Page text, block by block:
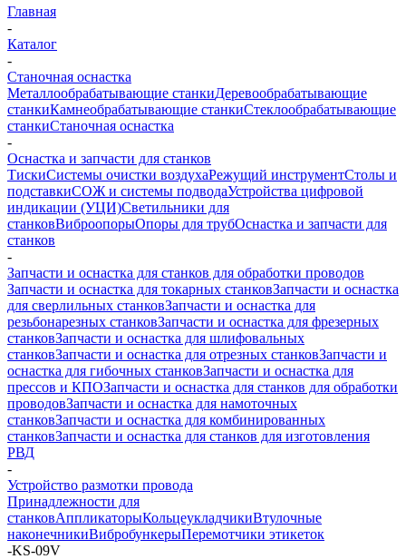
Главная
-
Каталог
-
Станочная оснастка
Металлообрабатывающие станкиДеревообрабатывающие
станкиКамнеобрабатывающие станкиСтеклообрабатывающие
станкиСтаночная оснастка
-
Оснастка и запчасти для станков
ТискиСистемы очистки воздухаРежущий инструментСтолы и
подставкиСОЖ и системы подводаУстройства цифровой
индикации (УЦИ)Светильники для
станковВиброопорыОпоры для трубОснастка и запчасти для
станков
-
Запчасти и оснастка для станков для обработки проводов
Запчасти и оснастка для токарных станковЗапчасти и оснастка
для сверлильных станковЗапчасти и оснастка для
резьбонарезных станковЗапчасти и оснастка для фрезерных
станковЗапчасти и оснастка для шлифовальных
станковЗапчасти и оснастка для отрезных станковЗапчасти и
оснастка для гибочных станковЗапчасти и оснастка для
прессов и КПОЗапчасти и оснастка для станков для обработки
проводовЗапчасти и оснастка для намоточных
станковЗапчасти и оснастка для комбинированных
станковЗапчасти и оснастка для станков для изготовления
РВД
-
Устройство размотки провода
Принадлежности для
станковАппликаторыКольцеукладчикиВтулочные
наконечникиВибробункерыПеремотчики этикеток
-KS-09V